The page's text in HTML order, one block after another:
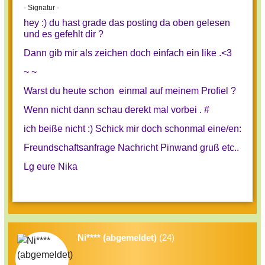
gegeneinander sein, sie beschützen sich
also stets.
erfährt vom Spielleiter, wer das jeweilige
entscheiden, ob sie diesem hilft oder
- die Seherin: Auch sie erwacht nachts,
kann sich für je einen Spieler
entscheiden und sich dessen Rolle vom
Diskussion einsetzen, sollte aber
vorsichtig sein, die eigene Rolle zu
- Signatur -
hey :) du hast grade das posting da oben gelesen
und es gefehlt dir ?
Dann gib mir als zeichen doch einfach ein like .<3
~ ~
Warst du heute schon einmal auf meinem Profiel ?
Wenn nicht dann schau derekt mal vorbei . #
ich beiße nicht :) Schick mir doch schonmal eine/en:
Freundschaftsanfrage Nachricht Pinwand gruß etc..
Lg eure Nika
Ni**** (abgemeldet) (24)